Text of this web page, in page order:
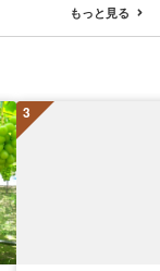
もっと見る
3